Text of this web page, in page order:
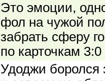
Это эмоции,
фол на чужой
забрать сферу
по карточкам
Удоджи боролся